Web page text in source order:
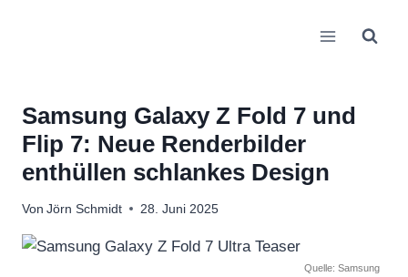
Samsung Galaxy Z Fold 7 und
Flip 7: Neue Renderbilder
enthüllen schlankes Design
Von Jörn Schmidt 28. Juni 2025
Quelle: Samsung